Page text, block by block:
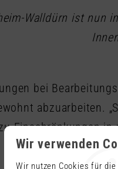
Wir verwenden
Wir nutzen Cookies für
Walldürn ist
bei
abzuarbeiten.
Einschränkungen